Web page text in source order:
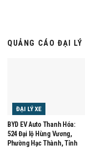
QUẢNG CÁO ĐẠI LÝ
ĐẠI LÝ XE
BYD EV Auto Thanh Hóa:
524 Đại lộ Hùng Vương,
Phường Hạc Thành, Tỉnh